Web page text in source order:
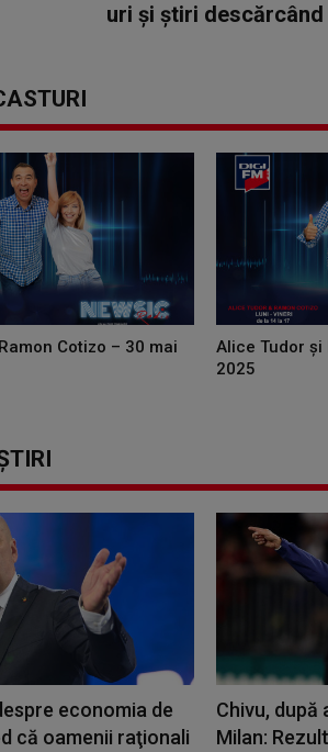
uri și știri descărcând
Cotizo – 30 mai
Alice Tudor și
2025
economia de
că oamenii raţionali
Chivu, după
Milan: